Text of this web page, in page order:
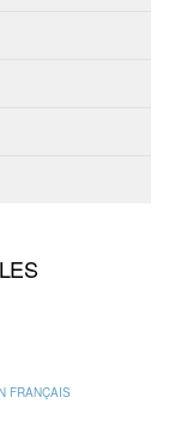
FRANÇAIS